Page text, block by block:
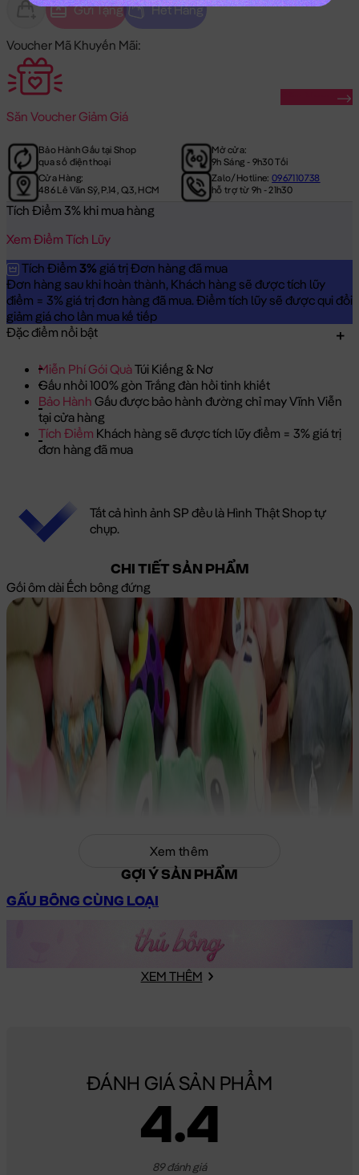
Gửi Tặng Hết Hàng
Voucher Mã Khuyến Mãi:
Săn Voucher Giảm Giá
Bảo Hành Gấu tại Shop
qua số điện thoại
Mở cửa:
9h Sáng - 9h30 Tối
Cửa Hàng:
486 Lê Văn Sỹ, P.14, Q.3, HCM
Zalo/Hotline:0967110738
hỗ trợ từ 9h - 21h30
Tích Điểm 3% khi mua hàng
Xem Điểm Tích Lũy
Tích Điểm 3% giá trị Đơn hàng đã mua
Đơn hàng sau khi hoàn thành, Khách hàng sẽ được tích lũy
điểm = 3% giá trị đơn hàng đã mua. Điểm tích lũy sẽ được qui đổi
giảm giá cho lần mua kế tiếp
Đặc điểm nổi bật
Miễn Phí Gói QuàTúi Kiếng & Nơ
Gấu nhồi 100% gòn Trắng đàn hồi tinh khiết
Bảo Hành Gấu được bảo hành đường chỉ may Vĩnh Viễn
tại cửa hàng
Tích Điểm Khách hàng sẽ được tích lũy điểm = 3% giá trị
đơn hàng đã mua
Tất cả hình ảnh SP đều là Hình Thật Shop tự
chụp.
CHI TIẾT SẢN PHẨM
Gối ôm dài Ếch bông đứng
Xem thêm
GỢI Ý SẢN PHẨM
GẤU BÔNG CÙNG LOẠI
XEM THÊM
ĐÁNH GIÁ SẢN PHẨM
4.4
89 đánh giá